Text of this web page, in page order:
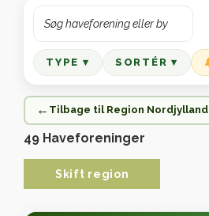
TYPE ▾ SORTÉR ▾
Tilbage til Region Nordjylland
49 Haveforeninger
Skift region